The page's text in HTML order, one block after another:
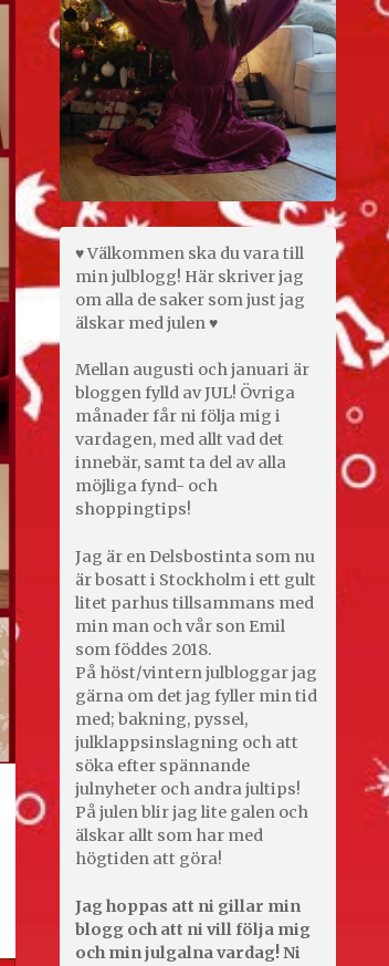
♥ Välkommen ska du vara till
min julblogg! Här skriver jag
om alla de saker som just jag
älskar med julen ♥
Mellan augusti och januari är
bloggen fylld av JUL! Övriga
månader får ni följa mig i
vardagen, med allt vad det
innebär, samt ta del av alla
möjliga fynd- och
shoppingtips!
Jag är en Delsbostinta som nu
är bosatt i Stockholm i ett gult
litet parhus tillsammans med
min man och vår son Emil
som föddes 2018.
På höst/vintern julbloggar jag
gärna om det jag fyller min tid
med; bakning, pyssel,
julklappsinslagning och att
söka efter spännande
julnyheter och andra jultips!
På julen blir jag lite galen och
älskar allt som har med
högtiden att göra!
Jag hoppas att ni gillar min
blogg och att ni vill följa mig
och min julgalna vardag! Ni